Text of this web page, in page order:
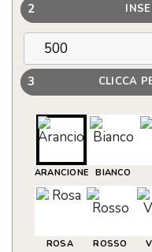
2
3 CLICCA
ARANCIONE BIANCO
ROSA ROSSO